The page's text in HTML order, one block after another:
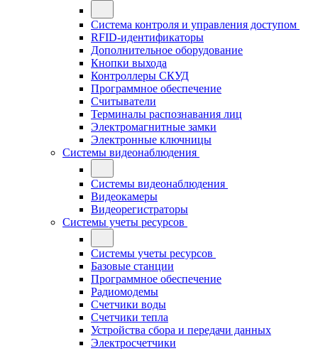
Система контроля и управления доступом
RFID-идентификаторы
Дополнительное оборудование
Кнопки выхода
Контроллеры СКУД
Программное обеспечение
Считыватели
Терминалы распознавания лиц
Электромагнитные замки
Электронные ключницы
Системы видеонаблюдения
Системы видеонаблюдения
Видеокамеры
Видеорегистраторы
Системы учеты ресурсов
Системы учеты ресурсов
Базовые станции
Программное обеспечение
Радиомодемы
Счетчики воды
Счетчики тепла
Устройства сбора и передачи данных
Электросчетчики